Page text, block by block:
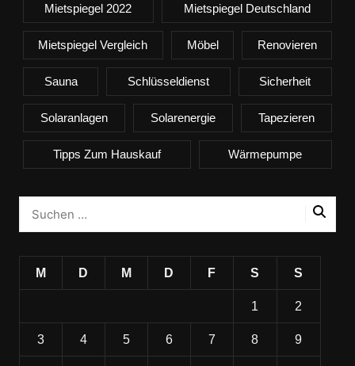
Mietspiegel 2022 Mietspiegel Deutschland
Mietspiegel Vergleich Möbel Renovieren
Sauna Schlüsseldienst Sicherheit
Solaranlagen Solarenergie Tapezieren
Tipps Zum Hauskauf Wärmepumpe
M D M D F S S
1 2
3 4 5 6 7 8 9